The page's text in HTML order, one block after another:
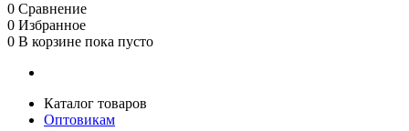
0 Сравнение
0 Избранное
0 В корзине пока пусто
Каталог товаров
Оптовикам